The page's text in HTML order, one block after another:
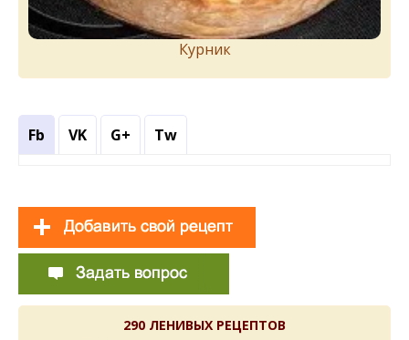
Курник
Fb VK G+ Tw
290 ЛЕНИВЫХ РЕЦЕПТОВ